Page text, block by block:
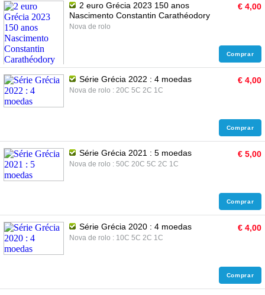
2 euro Grécia 2023 150 anos
Nascimento Constantin Carathéodory
Nova de rolo
€ 4,00
Comprar
Série Grécia 2022 : 4 moedas
Nova de rolo : 20C 5C 2C 1C
€ 4,00
Comprar
Série Grécia 2021 : 5 moedas
Nova de rolo : 50C 20C 5C 2C 1C
€ 5,00
Comprar
Série Grécia 2020 : 4 moedas
Nova de rolo : 10C 5C 2C 1C
€ 4,00
Comprar